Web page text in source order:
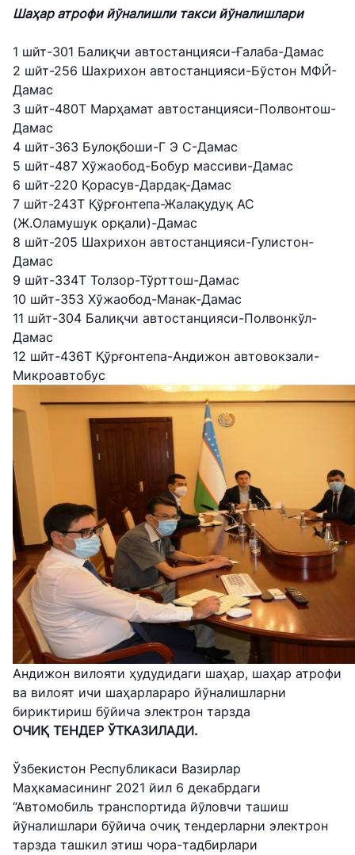
Шаҳар атрофи йўналишли такси йўналишлари
1 шйт-301 Балиқчи автостанцияси-Ғалаба-Дамас
2 шйт-256 Шахрихон автостанцияси-Бўстон МФЙ-
Дамас
3 шйт-480Т Марҳамат автостанцияси-Полвонтош-
Дамас
4 шйт-363 Булоқбоши-Г Э С-Дамас
5 шйт-487 Хўжаобод-Бобур массиви-Дамас
6 шйт-220 Қорасув-Дардақ-Дамас
7 шйт-243Т Қўрғонтепа-Жалақудуқ АС
(Ж.Оламушук орқали)-Дамас
8 шйт-205 Шахрихон автостанцияси-Гулистон-
Дамас
9 шйт-334T Толзор-Тўрттош-Дамас
10 шйт-353 Хўжаобод-Манак-Дамас
11 шйт-304 Балиқчи автостанцияси-Полвонкўл-
Дамас
12 шйт-436Т Қўрғонтепа-Андижон автовокзали-
Микроавтобус
Андижон вилояти ҳудудидаги шаҳар, шаҳар атрофи
ва вилоят ичи шаҳарлараро йўналишларни
бириктириш бўйича электрон тарзда
ОЧИҚ ТЕНДЕР ЎТКАЗИЛАДИ.
Ўзбекистон Республикаси Вазирлар
Маҳкамасининг 2021 йил 6 декабрдаги
“Автомобиль транспортида йўловчи ташиш
йўналишлари бўйича очиқ тендерларни электрон
тарзда ташкил этиш чора-тадбирлари